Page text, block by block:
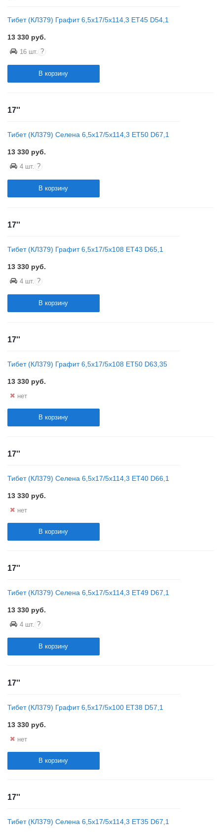
Тибет (КЛ379) Графит 6,5x17/5x114,3 ET45 D54,1
13 330 руб.
16 шт. ?
В корзину
17''
Тибет (КЛ379) Селена 6,5x17/5x114,3 ET50 D67,1
13 330 руб.
4 шт. ?
В корзину
17''
Тибет (КЛ379) Графит 6,5x17/5x108 ET43 D65,1
13 330 руб.
4 шт. ?
В корзину
17''
Тибет (КЛ379) Графит 6,5x17/5x108 ET50 D63,35
13 330 руб.
нет
В корзину
17''
Тибет (КЛ379) Селена 6,5x17/5x114,3 ET40 D66,1
13 330 руб.
нет
В корзину
17''
Тибет (КЛ379) Селена 6,5x17/5x114,3 ET49 D67,1
13 330 руб.
4 шт. ?
В корзину
17''
Тибет (КЛ379) Графит 6,5x17/5x100 ET38 D57,1
13 330 руб.
нет
В корзину
17''
Тибет (КЛ379) Селена 6,5x17/5x114,3 ET35 D67,1